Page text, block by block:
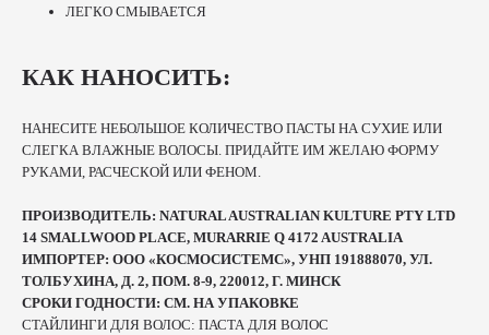
ЛЕГКО СМЫВАЕТСЯ
КАК НАНОСИТЬ:
НАНЕСИТЕ НЕБОЛЬШОЕ КОЛИЧЕСТВО ПАСТЫ НА СУХИЕ ИЛИ
СЛЕГКА ВЛАЖНЫЕ ВОЛОСЫ. ПРИДАЙТЕ ИМ ЖЕЛАЮ ФОРМУ
РУКАМИ, РАСЧЕСКОЙ ИЛИ ФЕНОМ.
ПРОИЗВОДИТЕЛЬ: NATURAL AUSTRALIAN KULTURE PTY LTD
14 SMALLWOOD PLACE, MURARRIE Q 4172 AUSTRALIA
ИМПОРТЕР: ООО «КОСМОСИСТЕМС», УНП 191888070, УЛ.
ТОЛБУХИНА, Д. 2, ПОМ. 8-9, 220012, Г. МИНСК
СРОКИ ГОДНОСТИ: СМ. НА УПАКОВКЕ
СТАЙЛИНГИ ДЛЯ ВОЛОС: ПАСТА ДЛЯ ВОЛОС